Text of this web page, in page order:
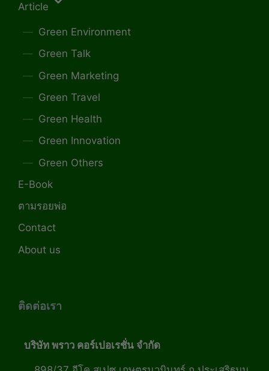
Article
Green Environment
Green Talk
Green Marketing
Green Travel
Green Health
Green Innovation
Green Others
E-Book
ตามรอยพ่อ
Contact
About us
ติดต่อเรา
บริษัท พราว คอร์เปอเรชั่น จำกัด